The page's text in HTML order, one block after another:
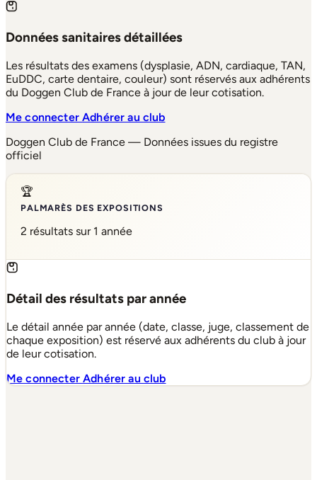
Données sanitaires détaillées
Les résultats des examens (dysplasie, ADN, cardiaque, TAN,
EuDDC, carte dentaire, couleur) sont réservés aux adhérents
du Doggen Club de France à jour de leur cotisation.
Me connecterAdhérer au club
Doggen Club de France — Données issues du registre
officiel
🏆
PALMARÈS DES EXPOSITIONS
2 résultats sur 1 année
Détail des résultats par année
Le détail année par année (date, classe, juge, classement de
chaque exposition) est réservé aux adhérents du club à jour
de leur cotisation.
Me connecterAdhérer au club